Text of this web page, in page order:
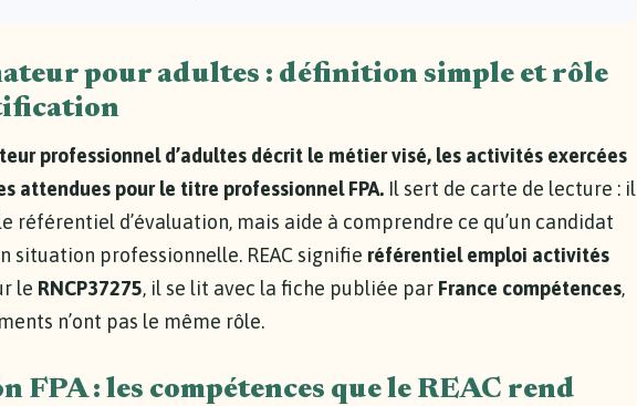
pour adultes : définition simple et rôle
professionnel d’adultes décrit le métier visé, les activités exercées
attendues pour le titre professionnel FPA. Il sert de carte de lecture : il
référentiel d’évaluation, mais aide à comprendre ce qu’un candidat
situation professionnelle. REAC signifie référentiel emploi activités
le RNCP37275, il se lit avec la fiche publiée par France compétences,
n’ont pas le même rôle.
FPA : les compétences que le REAC rend